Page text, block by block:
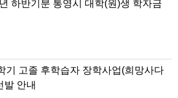
하반기분 통영시 대학(원)생 학자금
기 고졸 후학습자 장학사업(희망사다
안내